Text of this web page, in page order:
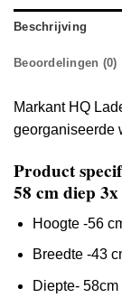
Beschrijving
Beoordelingen (0)
Markant HQ
georganiseerde
Product
58 cm diep
Hoogte -56
Breedte -43
Diepte- 58cm